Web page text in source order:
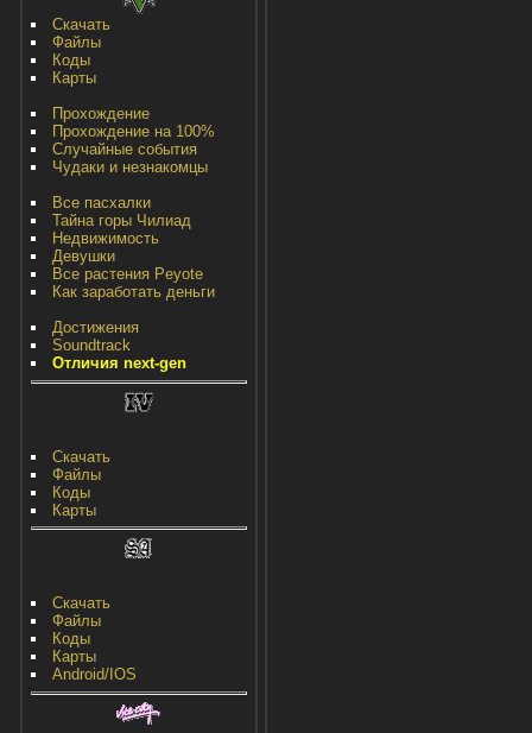
Скачать
Файлы
Коды
Карты
Прохождение
Прохождение на 100%
Случайные события
Чудаки и незнакомцы
Все пасхалки
Тайна горы Чилиад
Недвижимость
Девушки
Все растения Peyote
Как заработать деньги
Достижения
Soundtrack
Отличия next-gen
Скачать
Файлы
Коды
Карты
Скачать
Файлы
Коды
Карты
Android/IOS